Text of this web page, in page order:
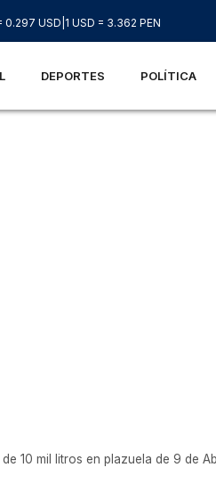
0.297 USD 1 USD = 3.362 PEN
DEPORTES POLÍTICA
10 mil litros en plazuela de 9 de